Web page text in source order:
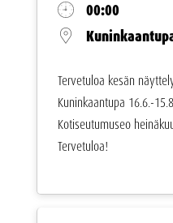
00:00
Tervetuloa kesän
Kuninkaantupa 16.6.-
Kotiseutumuseo
Tervetuloa!